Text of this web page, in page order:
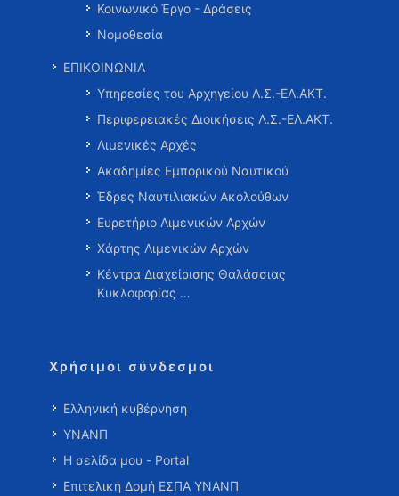
Κοινωνικό Έργο - Δράσεις
Νομοθεσία
ΕΠΙΚΟΙΝΩΝΙΑ
Υπηρεσίες του Αρχηγείου Λ.Σ.-ΕΛ.ΑΚΤ.
Περιφερειακές Διοικήσεις Λ.Σ.-ΕΛ.ΑΚΤ.
Λιμενικές Αρχές
Ακαδημίες Εμπορικού Ναυτικού
Έδρες Ναυτιλιακών Ακολούθων
Ευρετήριο Λιμενικών Αρχών
Χάρτης Λιμενικών Αρχών
Κέντρα Διαχείρισης Θαλάσσιας
Κυκλοφορίας …
Χρήσιμοι σύνδεσμοι
Ελληνική κυβέρνηση
ΥΝΑΝΠ
Η σελίδα μου - Portal
Επιτελική Δομή ΕΣΠΑ ΥΝΑΝΠ